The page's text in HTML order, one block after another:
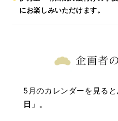
にお楽しみいただけます。
5月のカレンダーを見る
日 」。